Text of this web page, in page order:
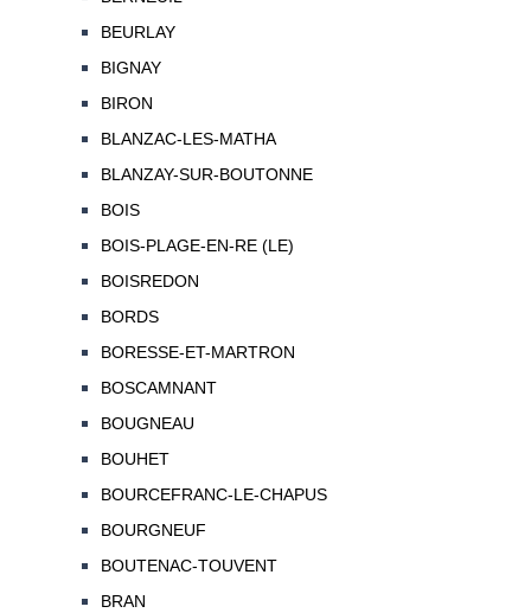
BEURLAY
BIGNAY
BIRON
BLANZAC-LES-MATHA
BLANZAY-SUR-BOUTONNE
BOIS
BOIS-PLAGE-EN-RE (LE)
BOISREDON
BORDS
BORESSE-ET-MARTRON
BOSCAMNANT
BOUGNEAU
BOUHET
BOURCEFRANC-LE-CHAPUS
BOURGNEUF
BOUTENAC-TOUVENT
BRAN